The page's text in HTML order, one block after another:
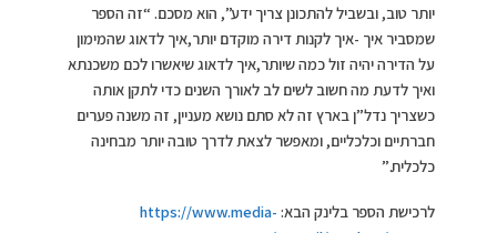
יותר טוב, ובשביל להתכונן צריך ידע”, הוא מסכם. “זה הספר
שמסביר איך -איך לקנות דירה מוקדם יותר,איך לדאוג שהמימון
על הדירה יהיה זול כמה שיותר,איך לדאוג שיאשרו לכם משכנתא
ואיך לדעת מה חשוב לשים לב לאורך השנים כדי לתקן אותה
כשצריך נדל”ן בארץ זה לא סתם נושא מעניין, זה משנה פערים
חברתיים וכלכליים, ומאפשר לצאת לדרך טובה יותר מבחינה
כלכלית.”
לרכישת הספר בלינק הבא: https://www.media-